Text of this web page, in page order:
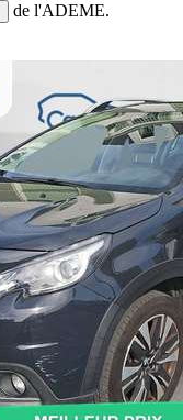
de l'ADEME.